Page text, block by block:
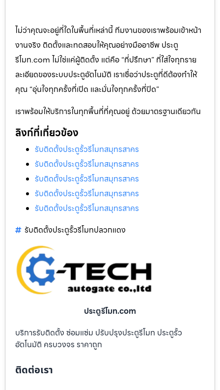
ไม่ว่าคุณจะอยู่ที่ใดในพื้นที่เหล่านี้ ทีมงานของเราพร้อมเข้าหน้า
งานจริง ติดตั้งและทดสอบให้คุณอย่างมืออาชีพ ประตู
รีโมท.com ไม่ใช่แค่ผู้ติดตั้ง แต่คือ “ที่ปรึกษา” ที่ใส่ใจทุกราย
ละเอียดของระบบประตูอัตโนมัติ เราเชื่อว่าประตูที่ดีต้องทำให้
คุณ “อุ่นใจทุกครั้งที่เปิด และมั่นใจทุกครั้งที่ปิด”
เราพร้อมให้บริการในทุกพื้นที่ที่คุณอยู่ ด้วยมาตรฐานเดียวกัน
ลิงก์ที่เกี่ยวข้อง
รับติดตั้งประตูรั้วรีโมทสมุทรสาคร
รับติดตั้งประตูรั้วรีโมทสมุทรสาคร
รับติดตั้งประตูรั้วรีโมทสมุทรสาคร
รับติดตั้งประตูรั้วรีโมทสมุทรสาคร
รับติดตั้งประตูรั้วรีโมทสมุทรสาคร
รับติดตั้งประตูรั้วรีโมทปลวกแดง
ประตูรีโมท.com
บริการรับติดตั้ง ซ่อมแซ่ม ปรับปรุงประตูรีโมท ประตูรั้ว
อัตโนมัติ ครบวงจร ราคาถูก
ติดต่อเรา